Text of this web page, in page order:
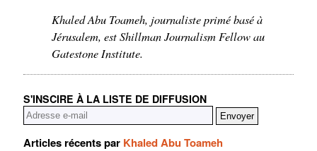
Khaled Abu Toameh, journaliste primé basé à
Jérusalem, est Shillman Journalism Fellow au
Gatestone Institute.
S'INSCIRE À LA LISTE DE DIFFUSION
Articles récents par Khaled Abu Toameh